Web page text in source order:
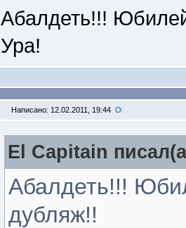
Абалдеть!!!
Ура!
Написано: 12.02.2011, 19:44
El Capitain
Абалдеть!!!
дубляж!!